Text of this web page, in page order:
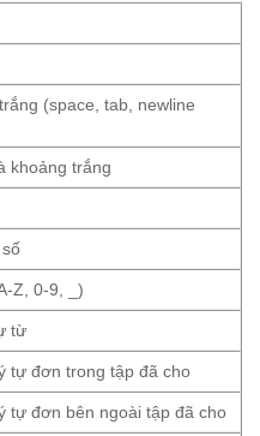
(space, tab, newline
khoảng trắng
Z, 0-9, _)
từ
tự đơn trong tập đã cho
tự đơn bên ngoài tập đã cho